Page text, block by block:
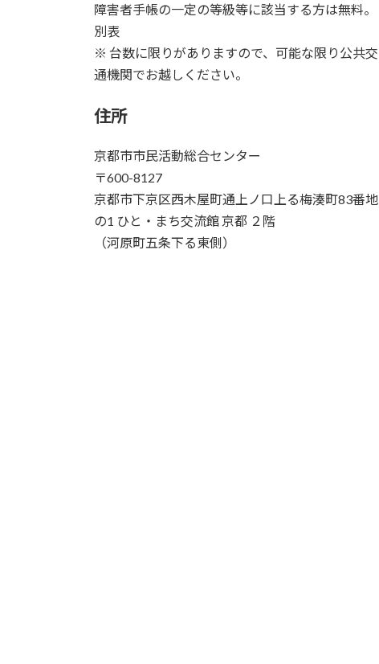
障害者手帳の一定の等級等に該当する方は無料。
別表
※ 台数に限りがありますので、可能な限り公共交
通機関でお越しください。
住所
京都市市民活動総合センター
〒600-8127
京都市下京区西木屋町通上ノ口上る梅湊町83番地
の1 ひと・まち交流館 京都 ２階
（河原町五条下る東側）